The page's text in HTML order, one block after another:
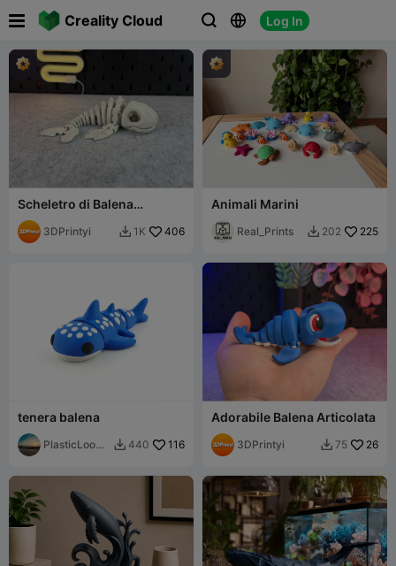
Creality Cloud   Log In
 
Scheletro di Balena
Articolato
3DPrintyi  1K 406
Animali Marini
Real_Prints  202 225
tenera balena
PlasticLoom
 440 116
Adorabile Balena Articolata
3DPrintyi  75 26